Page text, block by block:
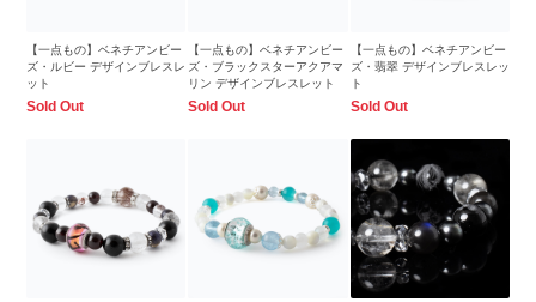
【一点もの】ベネチアンビー
ズ・ルビー デザインブレスレ
ット
Sold Out
【一点もの】ベネチアンビー
ズ・ブラックスターアクアマ
リン デザインブレスレット
Sold Out
【一点もの】ベネチアンビー
ズ・翡翠 デザインブレスレッ
ト
Sold Out